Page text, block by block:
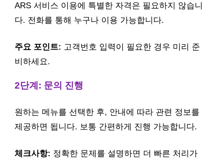
ARS 서비스 이용에 특별한 자격은 필요하지 않습니
다. 전화를 통해 누구나 이용 가능합니다.
주요 포인트: 고객번호 입력이 필요한 경우 미리 준
비하세요.
2단계: 문의 진행
원하는 메뉴를 선택한 후, 안내에 따라 관련 정보를
제공하면 됩니다. 보통 간편하게 진행 가능합니다.
체크사항: 정확한 문제를 설명하면 더 빠른 처리가